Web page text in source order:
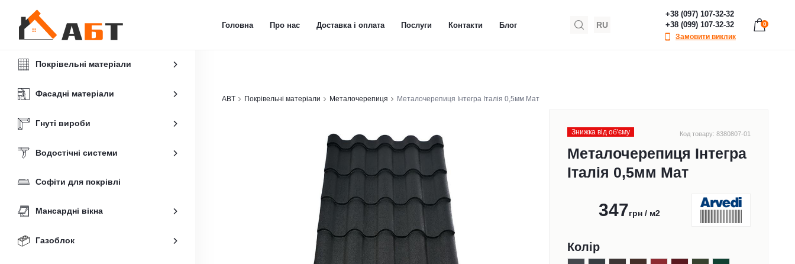
Головна Про нас Доставка і оплата Послуги Контакти Блог RU
+38 (097) 107-32-32
+38 (099) 107-32-32
Замовити виклик
0
Покрівельні матеріали
Фасадні матеріали
Гнуті вироби
Водостічні системи
Софіти для покрівлі
Мансардні вікна
Газоблок
ABT Покрівельні матеріали Металочерепиця Металочерепиця Інтегра Італія 0,5мм Мат
Знижка від обʹєму Код товару: 8380807-01
Металочерепиця Інтегра
Італія 0,5мм Мат
347грн / м2
Колір